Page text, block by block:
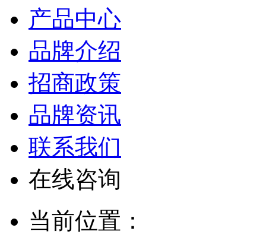
产品中心
品牌介绍
招商政策
品牌资讯
联系我们
在线咨询
当前位置：